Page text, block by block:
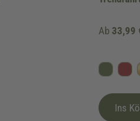
Oliv
Ab33,99
Ins